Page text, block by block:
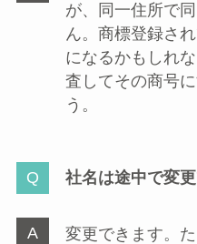
が、同一住所で
ん。商標登録さ
になるかもしれ
査してその商号
う。
社名は途中で変
変更できます。